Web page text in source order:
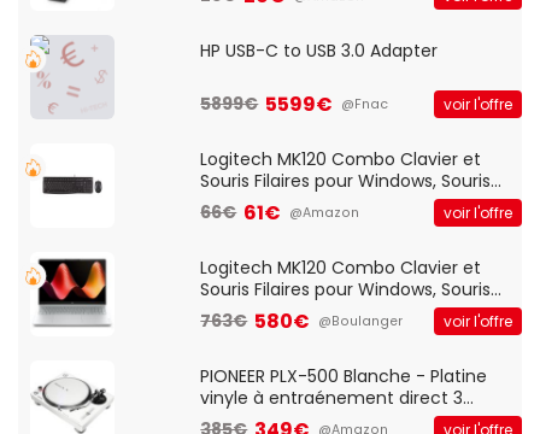
HP USB-C to USB 3.0 Adapter
5899€ 5599€ @Fnac voir l'offre
Logitech MK120 Combo Clavier et
Souris Filaires pour Windows, Souris
Optique Filaire, Connexion USB Plug
And Play, Confortable, Taille
QWERTY UK - Noir
66€ 61€ @Amazon voir l'offre
Logitech MK120 Combo Clavier et
Souris Filaires pour Windows, Souris
Optique Filaire, Connexion USB Plug
And Play, Confortable, Taille
QWERTY UK - Noir
763€ 580€ @Boulanger voir l'offre
PIONEER PLX-500 Blanche - Platine
vinyle à entraénement direct 3
vitesses (33-45-78 trs/min) avec
385€ @Amazon voir l'offre